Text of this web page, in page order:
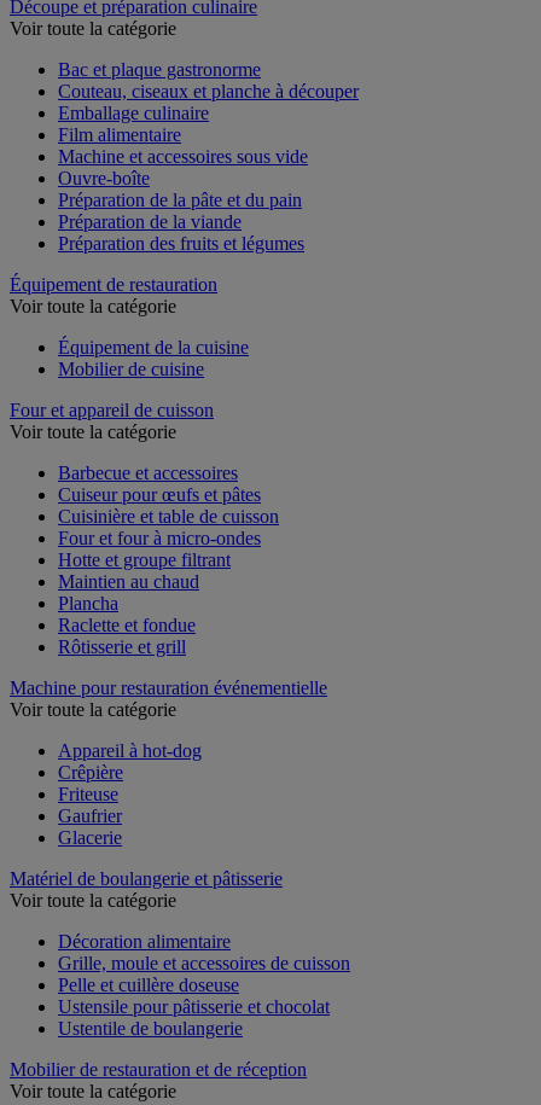
Découpe et préparation culinaire
Bac et plaque gastronorme
Couteau, ciseaux et planche à découper
Emballage culinaire
Film alimentaire
Machine et accessoires sous vide
Ouvre-boîte
Préparation de la pâte et du pain
Préparation de la viande
Équipement de restauration
Équipement de la cuisine
Four et appareil de cuisson
Barbecue et accessoires
Cuiseur pour œufs et pâtes
Cuisinière et table de cuisson
Four et four à micro-ondes
Hotte et groupe filtrant
Maintien au chaud
Plancha
Raclette et fondue
Machine pour restauration événementielle
Appareil à hot-dog
Crêpière
Friteuse
Gaufrier
Matériel de boulangerie et pâtisserie
Décoration alimentaire
Grille, moule et accessoires de cuisson
Pelle et cuillère doseuse
Ustensile pour pâtisserie et chocolat
Mobilier de restauration et de réception